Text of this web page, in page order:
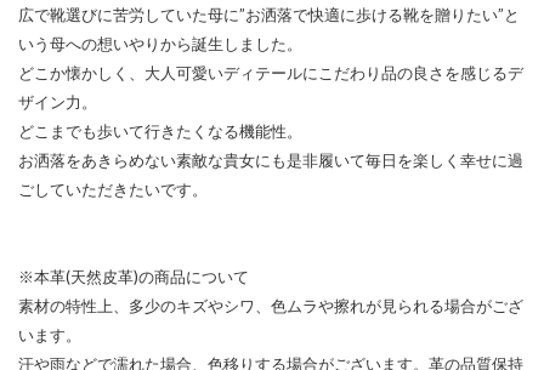
広で靴選びに苦労していた母に”お洒落で快適に歩ける靴を贈りたい”と
いう母への想いやりから誕生しました。
どこか懐かしく、大人可愛いディテールにこだわり品の良さを感じるデ
ザイン力。
どこまでも歩いて行きたくなる機能性。
お洒落をあきらめない素敵な貴女にも是非履いて毎日を楽しく幸せに過
ごしていただきたいです。
※本革(天然皮革)の商品について
素材の特性上、多少のキズやシワ、色ムラや擦れが見られる場合がござ
います。
汗や雨などで濡れた場合、色移りする場合がございます。革の品質保持